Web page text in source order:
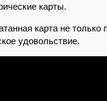
карты.
карта не только
удовольствие.